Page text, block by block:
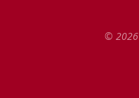
© 2026